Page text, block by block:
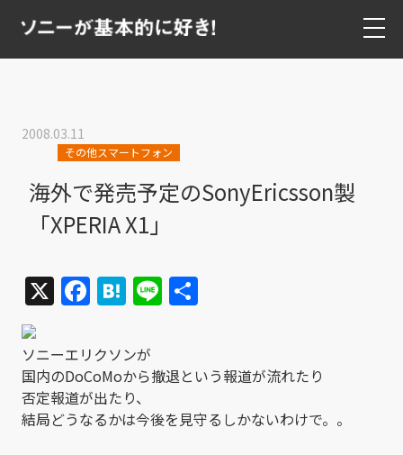
2008.03.11
その他スマートフォン
海外で発売予定のSonyEricsson製
「XPERIA X1」
X Facebook
Hatena
Line
ソニーエリクソンが
国内のDoCoMoから撤退という報道が流れたり
否定報道が出たり、
結局どうなるかは今後を見守るしかないわけで。。